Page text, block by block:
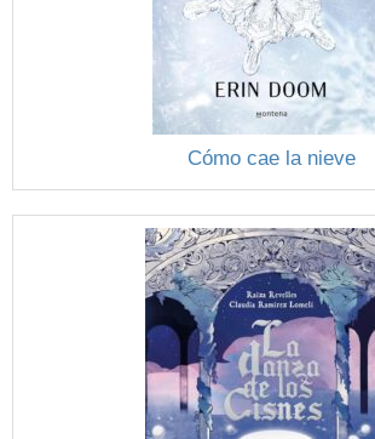
Cómo cae la nieve